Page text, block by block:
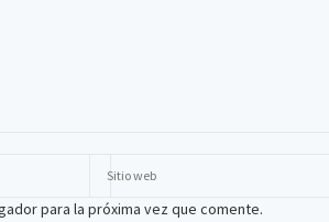
para la próxima vez que comente.